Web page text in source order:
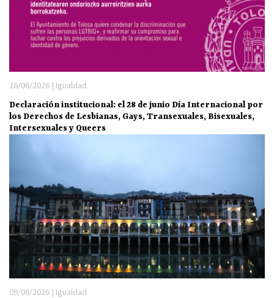
26/06/2026 | Igualdad
Declaración institucional: el 28 de junio Día Internacional por
los Derechos de Lesbianas, Gays, Transexuales, Bisexuales,
Intersexuales y Queers
09/06/2026 | Igualdad